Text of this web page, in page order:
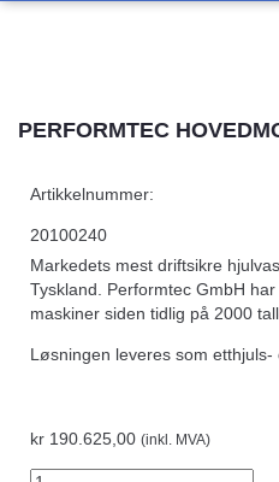
PERFORMTEC
Artikkelnummer:
20100240
Markedets mest driftsikre
Tyskland. Performtec GmbH
maskiner siden tidlig på 2000
Løsningen leveres som etthjuls-
kr 190.625,00 (inkl. MVA)